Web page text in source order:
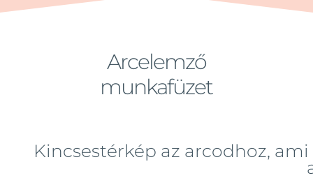
Arcelemző
munkafüzet
Kincsestérkép az arcodhoz,